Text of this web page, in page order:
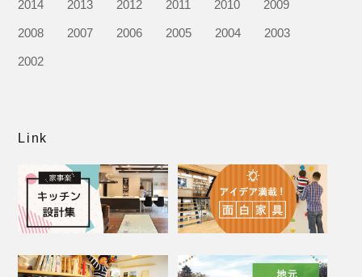
2014 2013 2012 2011 2010 2009
2008 2007 2006 2005 2004 2003
2002
Link